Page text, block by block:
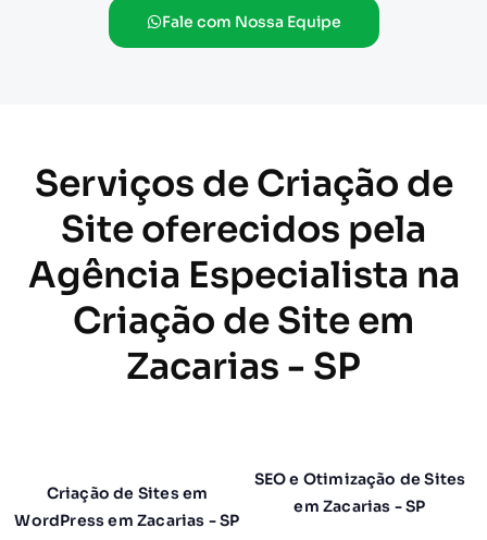
Fale com Nossa Equipe
Serviços de Criação de
Site oferecidos pela
Agência Especialista na
Criação de Site em
Zacarias - SP
Criação de Sites em
WordPress em Zacarias - SP
SEO e Otimização de Sites
em Zacarias - SP